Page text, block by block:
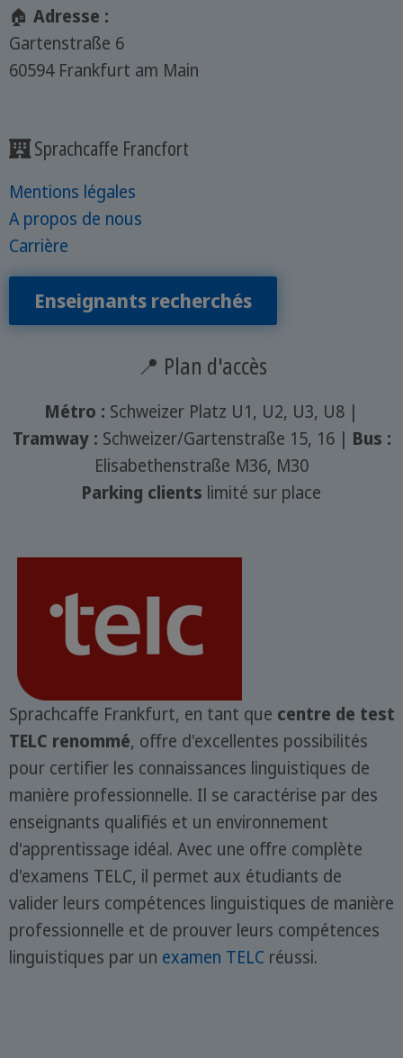
🏠 Adresse :
Gartenstraße 6
60594 Frankfurt am Main
Sprachcaffe Francfort
Mentions légales
A propos de nous
Carrière
Enseignants recherchés
📍 Plan d'accès
Métro : Schweizer Platz U1, U2, U3, U8 |
Tramway : Schweizer/Gartenstraße 15, 16 | Bus :
Elisabethenstraße M36, M30
Parking clients limité sur place
Sprachcaffe Frankfurt, en tant que centre de test
TELC renommé, offre d'excellentes possibilités
pour certifier les connaissances linguistiques de
manière professionnelle. Il se caractérise par des
enseignants qualifiés et un environnement
d'apprentissage idéal. Avec une offre complète
d'examens TELC, il permet aux étudiants de
valider leurs compétences linguistiques de manière
professionnelle et de prouver leurs compétences
linguistiques par un examen TELC réussi.